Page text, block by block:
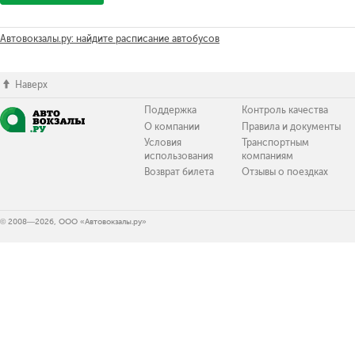
Автовокзалы.ру: найдите расписание автобусов
Наверх
Поддержка
О компании
Условия
использования
Возврат билета
Контроль качества
Правила и документы
Транспортным
компаниям
Отзывы о поездках
© 2008—2026, ООО «Автовокзалы.ру»